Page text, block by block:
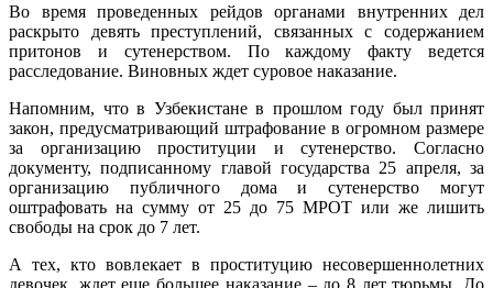
Во время проведенных рейдов органами внутренних дел
раскрыто девять преступлений, связанных с содержанием
притонов и сутенерством. По каждому факту ведется
расследование. Виновных ждет суровое наказание.
Напомним, что в Узбекистане в прошлом году был принят
закон, предусматривающий штрафование в огромном размере
за организацию проституции и сутенерство. Согласно
документу, подписанному главой государства 25 апреля, за
организацию публичного дома и сутенерство могут
оштрафовать на сумму от 25 до 75 МРОТ или же лишить
свободы на срок до 7 лет.
А тех, кто вовлекает в проституцию несовершеннолетних
девочек, ждет еще большее наказание – до 8 лет тюрьмы. До